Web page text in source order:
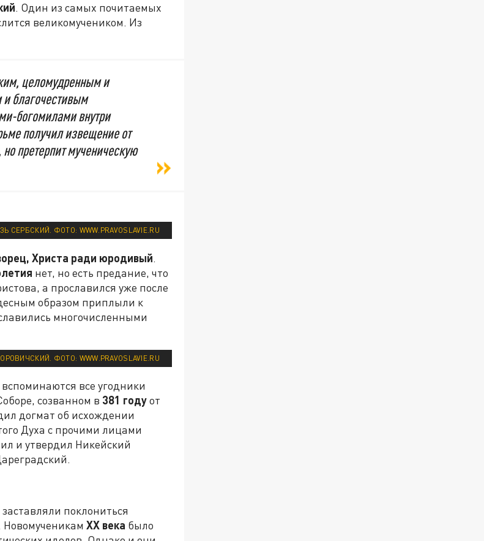
. Один из самых почитаемых
великомучеником. Из
целомудренным и
благочестивым
богомилами внутри
получил извещение от
претерпит мученическую
ФОТО: WWW.PRAVOSLAVIE.RU
Христа ради юродивый.
нет, но есть предание, что
а прославился уже после
образом приплыли к
многочисленными
ФОТО: WWW.PRAVOSLAVIE.RU
все угодники
созванном в 381 годуот
догмат об исхождении
Духа с прочими лицами
и утвердил Никейский
поклониться
XX века было